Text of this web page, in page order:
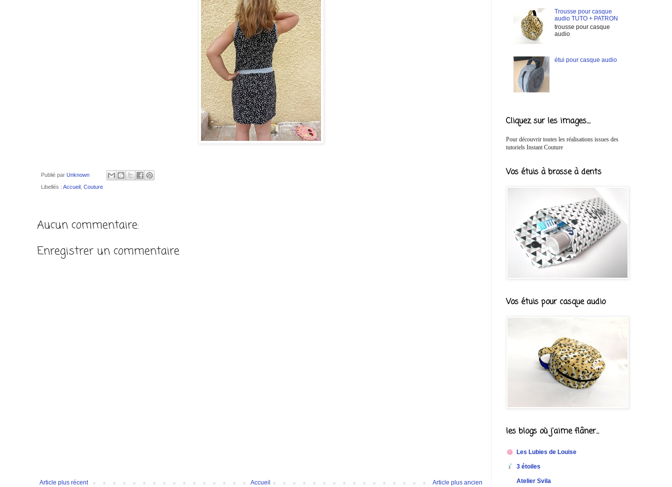
Publié par Unknown
Libellés : Accueil Couture
Aucun commentaire:
Enregistrer un commentaire
Article plus récent Article plus ancien
Accueil
Trousse pour casque
audio TUTO + PATRON
trousse pour casque
audio
étui pour casque audio
Cliquez sur les images....
Pour découvrir toutes les réalisations issues des
tutoriels Instant Couture
Vos étuis à brosse à dents
Vos étuis pour casque audio
les blogs où j'aime flâner...
Les Lubies de Louise
3 étoiles
Atelier Svila